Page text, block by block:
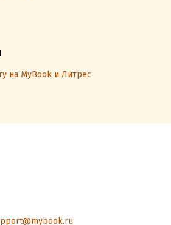
на MyBook и Литрес